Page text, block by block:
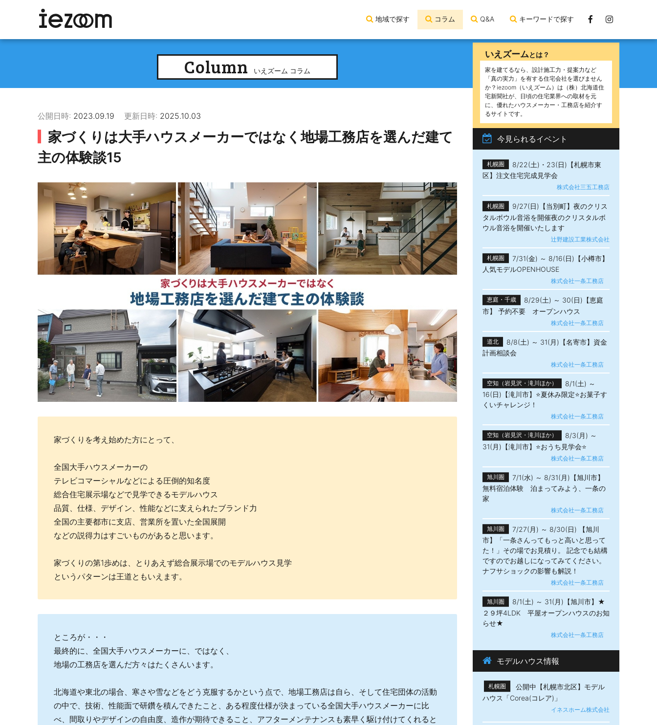
Facebook
ジ
Instagram
地域で探す コラム Q&A キーワードで探す
Column いえズーム コラム
公開日時: 2023.09.19 更新日時: 2025.10.03
家づくりは大手ハウスメーカーではなく地場工務店を選んだ建て
主の体験談15
家づくりを考え始めた方にとって、
全国大手ハウスメーカーの
テレビコマーシャルなどによる圧倒的知名度
総合住宅展示場などで見学できるモデルハウス
品質、仕様、デザイン、性能などに支えられたブランド力
全国の主要都市に支店、営業所を置いた全国展開
などの説得力はすごいものがあると思います。
家づくりの第1歩めは、とりあえず総合展示場でのモデルハウス見学
というパターンは王道ともいえます。
ところが・・・
最終的に、全国大手ハウスメーカーに、ではなく、
地場の工務店を選んだ方々はたくさんいます。
北海道や東北の場合、寒さや雪などをどう克服するかという点で、地場工務店は自ら、そして住宅団体の活動
の中で、技術、性能面で研鑽を積んできたこと、ある程度仕様が決まっている全国大手ハウスメーカーに比
べ、間取りやデザインの自由度、造作が期待できること、アフターメンテナンスも素早く駆け付けてくれると
いえズームとは？
家を建てるなら、設計施工力・提案力など
「真の実力」を有する住宅会社を選びません
か？iezoom（いえズーム）は（株）北海道住
宅新聞社が、日頃の住宅業界への取材を元
に、優れたハウスメーカー・工務店を紹介す
るサイトです。
今見られるイベント
札幌圏
8/22(土)・23(日)【札幌市東
区】注文住宅完成見学会
株式会社三五工務店
札幌圏
9/27(日)【当別町】夜のクリス
タルボウル音浴を開催夜のクリスタルボ
ウル音浴を開催いたします
辻野建設工業株式会社
札幌圏
7/31(金) ～ 8/16(日)【小樽市】
人気モデルOPENHOUSE
株式会社一条工務店
恵庭・千歳
8/29(土) ～ 30(日)【恵庭
市】 予約不要 オープンハウス
株式会社一条工務店
道北
8/8(土) ～ 31(月)【名寄市】資金
計画相談会
株式会社一条工務店
空知（岩見沢・滝川ほか）
8/1(土) ～
16(日)【滝川市】⭐夏休み限定⭐お菓子す
くいチャレンジ！
株式会社一条工務店
空知（岩見沢・滝川ほか）
8/3(月) ～
31(月)【滝川市】⭐おうち見学会⭐
株式会社一条工務店
旭川圏
7/1(水) ～ 8/31(月)【旭川市】
無料宿泊体験 泊まってみよう、一条の
家
株式会社一条工務店
旭川圏
7/27(月) ～ 8/30(日) 【旭川
市】「一条さんってもっと高いと思って
た！」その場でお見積り。 記念でも結構
ですのでお越しになってみてください。
ナフサショックの影響も解説！
株式会社一条工務店
旭川圏
8/1(土) ～ 31(月)【旭川市】★
２９坪4LDK 平屋オープンハウスのお知
らせ★
株式会社一条工務店
モデルハウス情報
札幌圏
公開中【札幌市北区】モデル
ハウス「Corea(コレア)」
イネスホーム株式会社